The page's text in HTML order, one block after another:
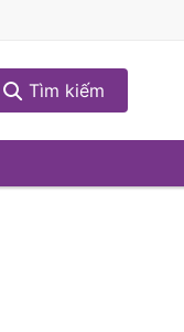
Tìm kiếm